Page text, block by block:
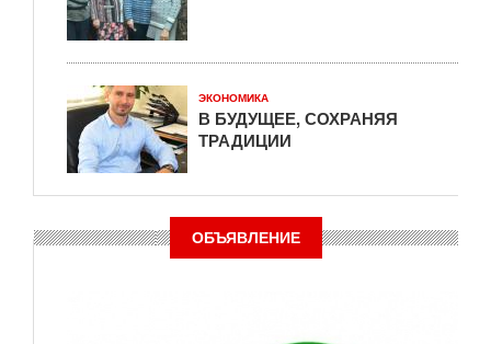
ЭКОНОМИКА
В БУДУЩЕЕ, СОХРАНЯЯ
ТРАДИЦИИ
ОБЪЯВЛЕНИЕ